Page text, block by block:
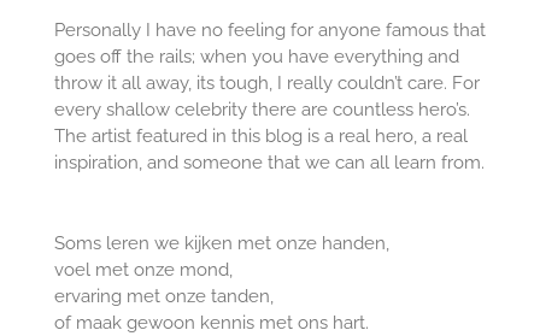
Personally I have no feeling for anyone famous that
goes off the rails; when you have everything and
throw it all away, its tough, I really couldn’t care. For
every shallow celebrity there are countless hero’s.
The artist featured in this blog is a real hero, a real
inspiration, and someone that we can all learn from.
Soms leren we kijken met onze handen,
voel met onze mond,
ervaring met onze tanden,
of maak gewoon kennis met ons hart.